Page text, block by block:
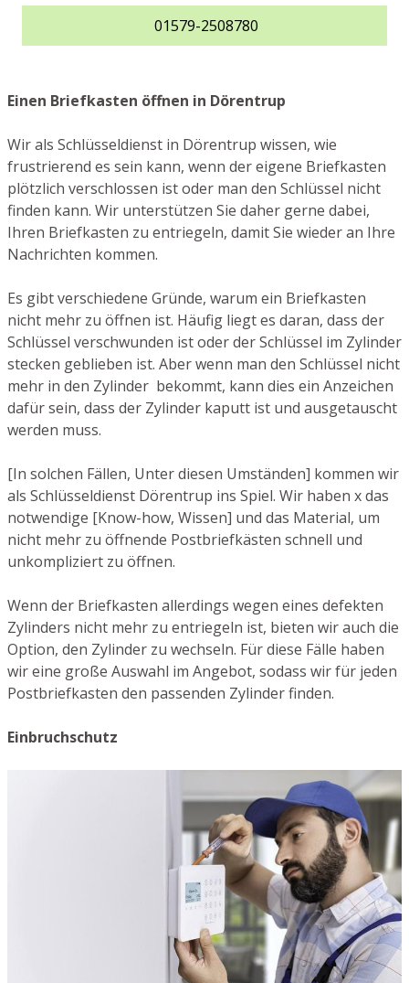
01579-2508780
Einen Briefkasten öffnen in Dörentrup
Wir als Schlüsseldienst in Dörentrup wissen, wie
frustrierend es sein kann, wenn der eigene Briefkasten
plötzlich verschlossen ist oder man den Schlüssel nicht
finden kann. Wir unterstützen Sie daher gerne dabei,
Ihren Briefkasten zu entriegeln, damit Sie wieder an Ihre
Nachrichten kommen.
Es gibt verschiedene Gründe, warum ein Briefkasten
nicht mehr zu öffnen ist. Häufig liegt es daran, dass der
Schlüssel verschwunden ist oder der Schlüssel im Zylinder
stecken geblieben ist. Aber wenn man den Schlüssel nicht
mehr in den Zylinder bekommt, kann dies ein Anzeichen
dafür sein, dass der Zylinder kaputt ist und ausgetauscht
werden muss.
[In solchen Fällen, Unter diesen Umständen] kommen wir
als Schlüsseldienst Dörentrup ins Spiel. Wir haben x das
notwendige [Know-how, Wissen] und das Material, um
nicht mehr zu öffnende Postbriefkästen schnell und
unkompliziert zu öffnen.
Wenn der Briefkasten allerdings wegen eines defekten
Zylinders nicht mehr zu entriegeln ist, bieten wir auch die
Option, den Zylinder zu wechseln. Für diese Fälle haben
wir eine große Auswahl im Angebot, sodass wir für jeden
Postbriefkasten den passenden Zylinder finden.
Einbruchschutz